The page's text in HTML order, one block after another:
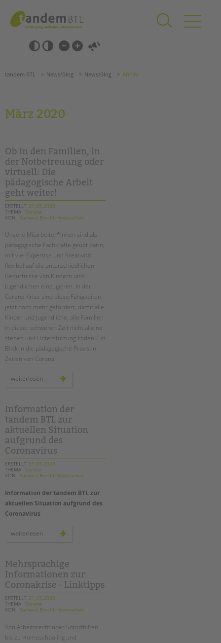
springen
Barrierefrei-
Einstellungen
überspringen
überspringen
Förderzentren
Kollegs
EFöB
Schulbezogene Sozialarbeit
Tagesgruppen
HILFEN ZUR ERZIEHUNG
EINGLIEDERUNGSHILFE
BETREUTES WOHNEN
TANDEM BTL AKADEMIE
Zertfikatskurse
Seminarkalender
Seminarräume
STADTTEILARBEIT
Bereiche im Überblick
Unsere Videos
Gesellschafter VdK
schoolcoach BTL
tandem international
KARRIERE
Stellenangebote
tandem als Arbeitgeberin
NEWS/BLOG
Briefe an Kai
PRESSE
Magazin
KONTAKT
Impressum
Hinweisgebersystem
Suchen
tandem BTL News/Blog News/Blog Archiv
März 2020
Ob in den Familien, in
der Notbetreuung oder
virtuell: Die
pädagogische Arbeit
geht weiter!
ERSTELLT 31.03.2020
THEMA Corona
VON
Barbara Brecht-Hadraschek
Unsere Mitarbeiter*innen sind als
pädagogische Fachkräfte geübt darin,
mit viel Expertise und Kreativität
flexibel auf die unterschiedlichen
Bedürfnisse von Kindern und
Jugendlichen einzugehen. In der
Corona-Krise sind diese Fähigkeiten
jetzt noch mehr gefordert, damit alle
Kinder und Jugendliche, alle Familien
in dieser schweren Zeit nicht alleine
stehen und Unterstützung finden. Ein
Blick in die pädagogische Praxis in
Zeiten von Corona.
weiterlesen
der
notbetreuung
oder
virtuell:
die
pädagogische
arbeit
geht
weiter!
Information der
tandem BTL zur
aktuellen Situation
aufgrund des
Coronavirus
ERSTELLT 31.03.2020
THEMA Corona
VON
Barbara Brecht-Hadraschek
Information der tandem BTL zur
aktuellen Situation aufgrund des
Coronavirus
weiterlesen information
aktuellen
situation
aufgrund
des
coronavirus
Mehrsprachige
Informationen zur
Coronakrise - Linktipps
ERSTELLT 31.03.2020
THEMA Corona
VON
Barbara Brecht-Hadraschek
Von Arbeitsrecht über Soforthilfen
bis zu Homeschooling und